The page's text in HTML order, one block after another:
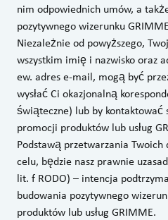
nim odpowiednich umów, a
pozytywnego wizerunku
Niezależnie od powyższego,
wszystkim imię i nazwisko oraz
ew. adres e-mail, mogą być
wysłać Ci okazjonalną
świąteczne) lub by kontaktować
promocji produktów lub usług
Podstawą przetwarzania
celu, będzie nasz prawnie
lit. f RODO) – intencja
budowania pozytywnego
produktów lub usług GRIMME.